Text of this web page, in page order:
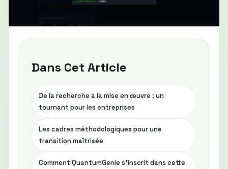
Dans Cet Article
De la recherche à la mise en œuvre : un
tournant pour les entreprises
Les cadres méthodologiques pour une
transition maîtrisée
Comment QuantumGenie s’inscrit dans cette